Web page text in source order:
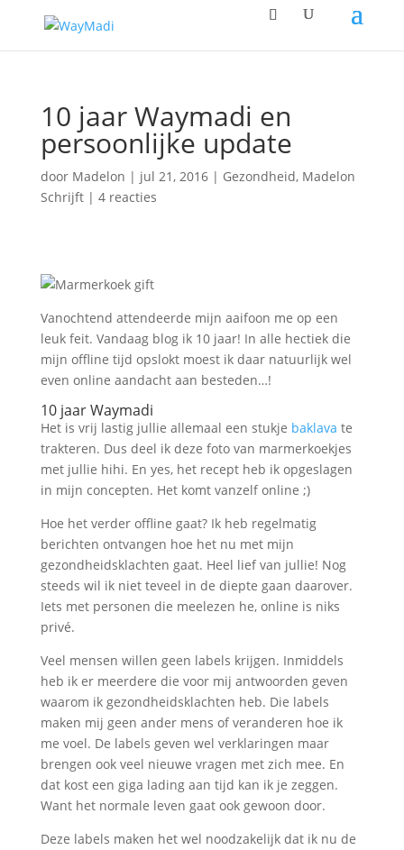
10 jaar Waymadi en
persoonlijke update
door Madelon | jul 21, 2016| Gezondheid, Madelon
Schrijft| 4 reacties
Vanochtend attendeerde mijn aaifoon me op een
leuk feit. Vandaag blog ik 10 jaar! In alle hectiek die
mijn offline tijd opslokt moest ik daar natuurlijk wel
even online aandacht aan besteden…!
10 jaar Waymadi
Het is vrij lastig jullie allemaal een stukje baklava te
trakteren. Dus deel ik deze foto van marmerkoekjes
met jullie hihi. En yes, het recept heb ik opgeslagen
in mijn concepten. Het komt vanzelf online ;)
Hoe het verder offline gaat? Ik heb regelmatig
berichten ontvangen hoe het nu met mijn
gezondheidsklachten gaat. Heel lief van jullie! Nog
steeds wil ik niet teveel in de diepte gaan daarover.
Iets met personen die meelezen he, online is niks
privé.
Veel mensen willen geen labels krijgen. Inmiddels
heb ik er meerdere die voor mij antwoorden geven
waarom ik gezondheidsklachten heb. Die labels
maken mij geen ander mens of veranderen hoe ik
me voel. De labels geven wel verklaringen maar
brengen ook veel nieuwe vragen met zich mee. En
dat kost een giga lading aan tijd kan ik je zeggen.
Want het normale leven gaat ook gewoon door.
Deze labels maken het wel noodzakelijk dat ik nu de